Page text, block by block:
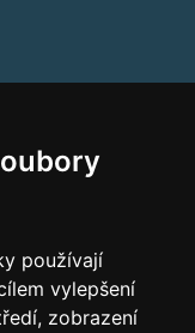
používají
vylepšení
zobrazení